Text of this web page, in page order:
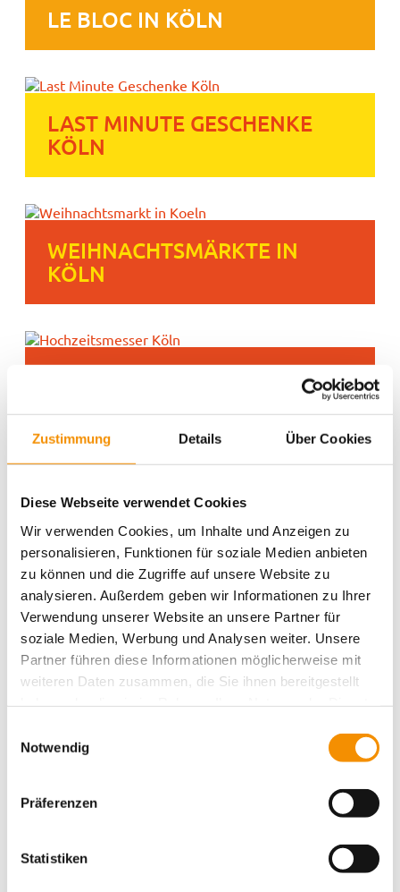
Zustimmung Details Über Cookies
Diese Webseite verwendet Cookies
Wir verwenden Cookies, um Inhalte und Anzeigen zu
personalisieren, Funktionen für soziale Medien anbieten
zu können und die Zugriffe auf unsere Website zu
analysieren. Außerdem geben wir Informationen zu Ihrer
Verwendung unserer Website an unsere Partner für
soziale Medien, Werbung und Analysen weiter. Unsere
Partner führen diese Informationen möglicherweise mit
weiteren Daten zusammen, die Sie ihnen bereitgestellt
Notwendig
Präferenzen
Statistiken
LE BLOC IN KÖLN
LAST MINUTE GESCHENKE
KÖLN
WEIHNACHTSMÄRKTE IN
KÖLN
HOCHZEITSMESSE KÖLN 2018
Action Aktivitäten Aufführungen
Viertel
Cafe christmas Cologne Drinks
einzigartig Entspannung Essen Essen für alle
Events family festival ganz privat Hostel Köln
Karneval kiddys Kreativität Kunst Köln Köln bei
Nacht
lifestyle Messe music
party
Sightseeing Süßes
Typisch Köln Veranstaltungen